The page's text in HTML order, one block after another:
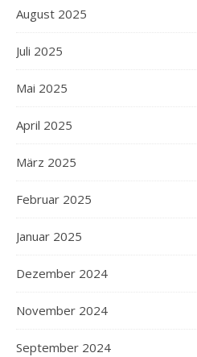
August 2025
Juli 2025
Mai 2025
April 2025
März 2025
Februar 2025
Januar 2025
Dezember 2024
November 2024
September 2024